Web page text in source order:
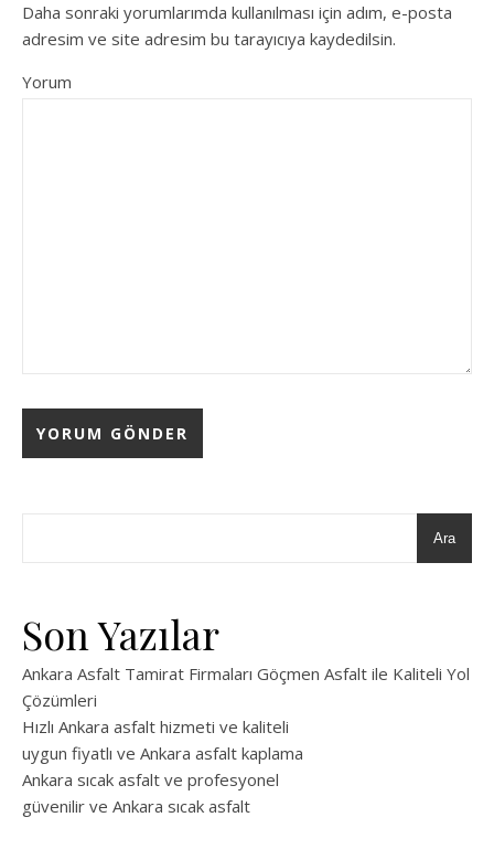
Daha sonraki yorumlarımda kullanılması için adım, e-posta
adresim ve site adresim bu tarayıcıya kaydedilsin.
Yorum
Ara
Son Yazılar
Ankara Asfalt Tamirat Firmaları Göçmen Asfalt ile Kaliteli Yol
Çözümleri
Hızlı Ankara asfalt hizmeti ve kaliteli
uygun fiyatlı ve Ankara asfalt kaplama
Ankara sıcak asfalt ve profesyonel
güvenilir ve Ankara sıcak asfalt